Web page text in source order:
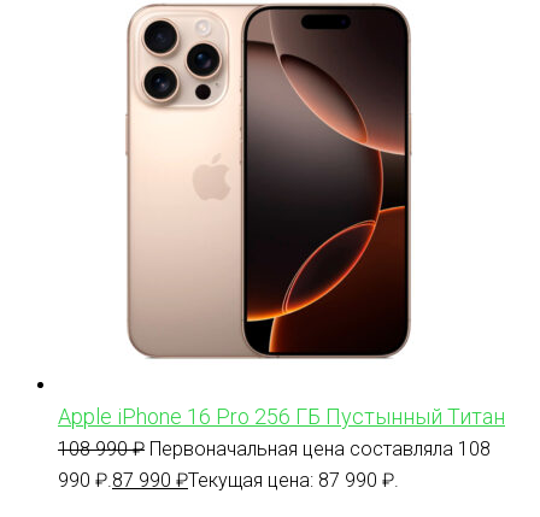
Apple iPhone 16 Pro 256 ГБ Пустынный Титан
108 990₽ Первоначальная цена составляла 108
990 ₽. 87 990 ₽Текущая цена: 87 990 ₽.